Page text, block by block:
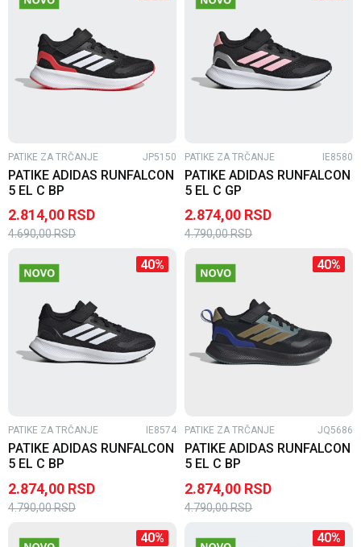
PATIKE ZA TRČANJE JP5150
PATIKE ADIDAS RUNFALCON
5 EL C BP
2.814,00 RSD
4.690,00RSD
PATIKE ZA TRČANJE IE8580
PATIKE ADIDAS RUNFALCON
5 EL C GP
2.874,00 RSD
4.790,00RSD
40%
PATIKE ZA TRČANJE IE8574
PATIKE ADIDAS RUNFALCON
5 EL C BP
2.874,00 RSD
4.790,00RSD
40%
PATIKE ZA TRČANJE JQ5686
PATIKE ADIDAS RUNFALCON
5 EL C BP
2.874,00 RSD
4.790,00RSD
40% 40%